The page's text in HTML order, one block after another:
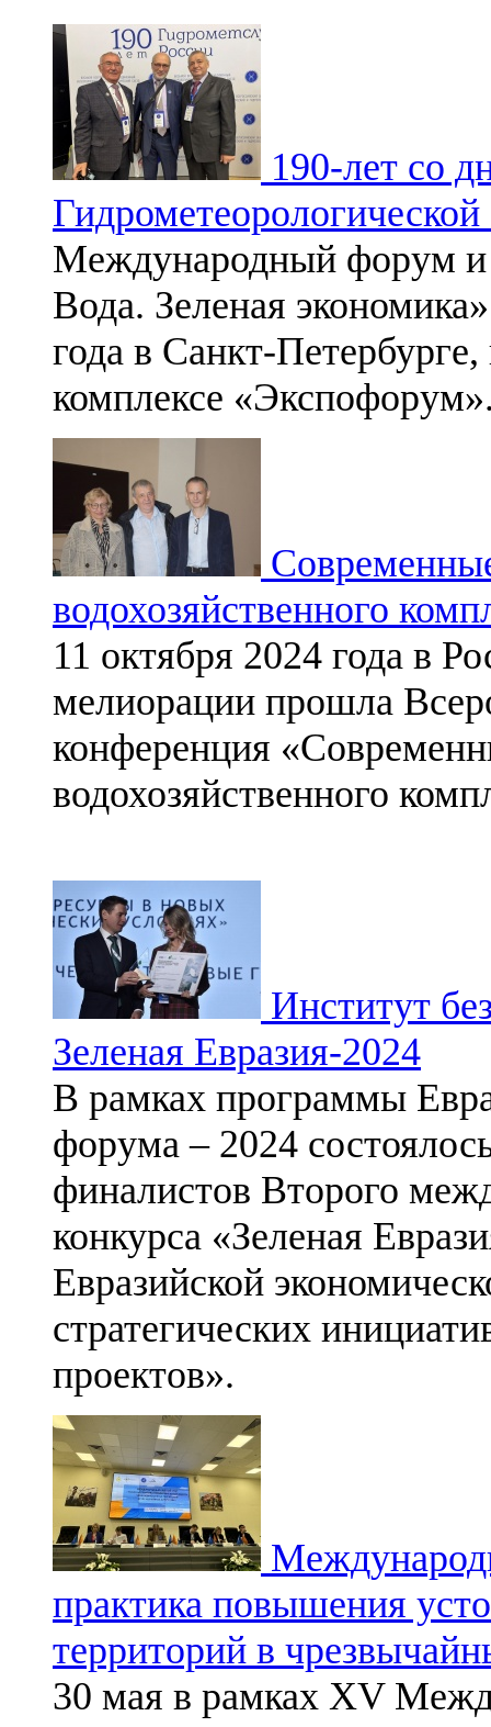
190-лет со
Международный форум и
Вода. Зеленая
года в Санкт-
комплексе
водохозяйственного
11 октября 2024 года в
мелиорации прошла
конференция
водохозяйственного
Институт
Зеленая Евразия-2024
В рамках программы
форума – 2024
финалистов Второго
конкурса «Зеленая
Евразийской
стратегических
проектов».
практика повышения
территорий в
30 мая в рамках XV